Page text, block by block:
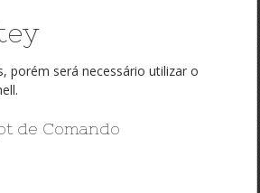
porém será necessário utilizar o
de Comando